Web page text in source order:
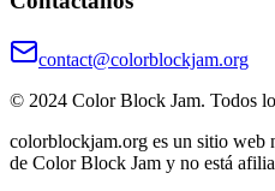
contact@colorblockjam.org
© 2024 Color Block Jam. Todos
colorblockjam.org es un sitio web
de Color Block Jam y no está